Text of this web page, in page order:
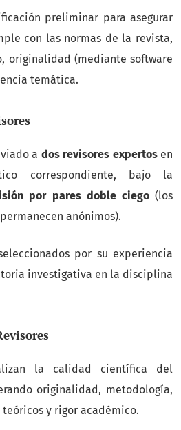
preliminar para asegurar
con las normas de la revista,
originalidad (mediante software
temática.
a dos revisores expertosen
correspondiente, bajo la
por pares doble ciego(los
anónimos).
por su experiencia
investigativa en la disciplina
la calidad científica del
originalidad, metodología,
y rigor académico.